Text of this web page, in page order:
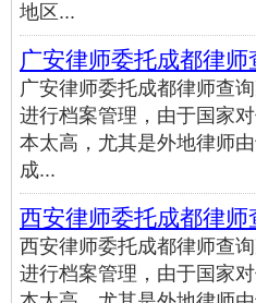
地区...
广安律师委托成都律
广安律师委托成都律师查
进行档案管理，由于国家
本太高，尤其是外地律师
成...
西安律师委托成都律
西安律师委托成都律师查
进行档案管理，由于国家